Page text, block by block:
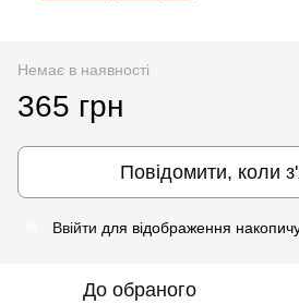
Немає в наявності
365 грн
Повідомити, коли
Ввійти для відображення
До обраного